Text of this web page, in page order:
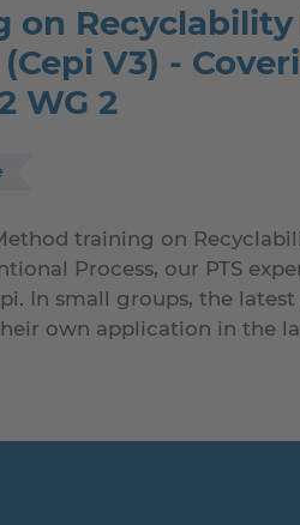
on
V3) -
WG 2
training on
Process, our PTS
In small groups, the
own application in the